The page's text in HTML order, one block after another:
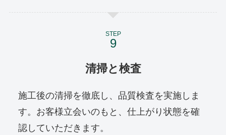
STEP
清掃と検査
施工後の清掃を徹底し、品質検査を実施しま
す。お客様立会いのもと、仕上がり状態を確
認していただきます。